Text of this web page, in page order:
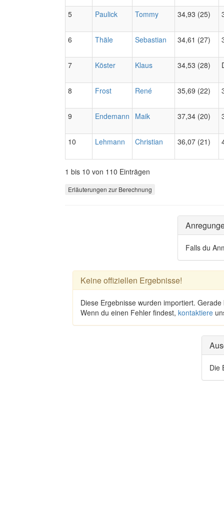
5 Paulick Tommy 34,93 (25)
6 Thäle Sebastian 34,61 (27)
7 Köster Klaus 34,53 (28)
8 Frost René 35,69 (22)
9 Endemann Maik 37,34 (20)
10 Lehmann Christian 36,07 (21)
1 bis 10 von 110 Einträgen
Erläuterungen zur Berechnung
Falls du
Keine offiziellen Ergebnisse!
Diese Ergebnisse wurden importiert.
Wenn du einen Fehler findest, kontaktiere
Die